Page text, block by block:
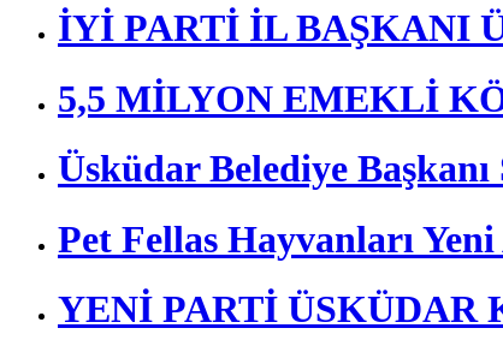
İYİ PARTİ İL BAŞKANI
5,5 MİLYON EMEKLİ
Üsküdar Belediye Başkanı
Pet Fellas Hayvanları
YENİ PARTİ ÜSKÜDAR